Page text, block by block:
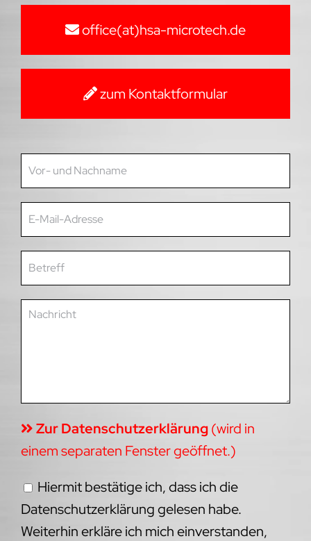
office(at)hsa-microtech.de
zum Kontaktformular
Zur Datenschutzerklärung(wird in
einem separaten Fenster geöffnet.)
Hiermit bestätige ich, dass ich die
Datenschutzerklärung gelesen habe.
Weiterhin erkläre ich mich einverstanden,